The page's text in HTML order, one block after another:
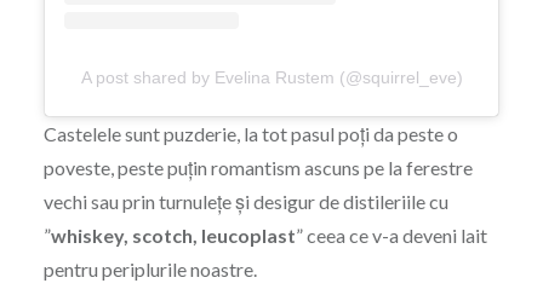
A post shared by Evelina Rustem (@squirrel_eve)
Castelele sunt puzderie, la tot pasul poți da peste o
poveste, peste puțin romantism ascuns pe la ferestre
vechi sau prin turnulețe și desigur de distileriile cu
”whiskey, scotch, leucoplast” ceea ce v-a deveni lait
pentru periplurile noastre.